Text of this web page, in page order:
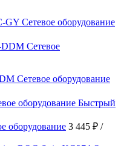
Сетевое оборудование
Сетевое оборудование
Быстрый
оборудование 3 445 ₽ /